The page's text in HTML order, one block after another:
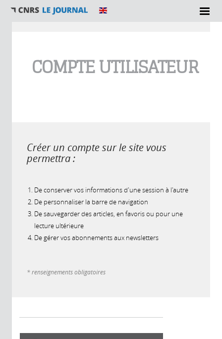
COMPTE UTILISATEUR
Créer un compte sur le site vous
permettra :
De conserver vos informations d'une session à l'autre
De personnaliser la barre de navigation
De sauvegarder des articles, en favoris ou pour une
lecture ultérieure
De gérer vos abonnements aux newsletters
* renseignements obligatoires